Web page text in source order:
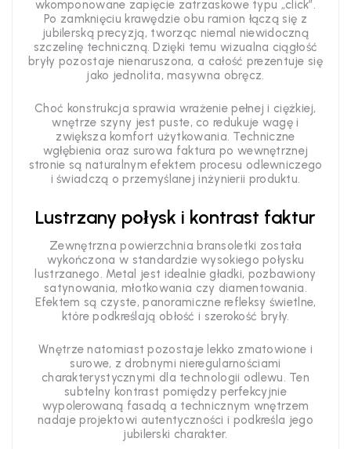
wkomponowane zapięcie zatrzaskowe typu „click”.
Po zamknięciu krawędzie obu ramion łączą się z
jubilerską precyzją, tworząc niemal niewidoczną
szczelinę techniczną. Dzięki temu wizualna ciągłość
bryły pozostaje nienaruszona, a całość prezentuje się
jako jednolita, masywna obręcz.
Choć konstrukcja sprawia wrażenie pełnej i ciężkiej,
wnętrze szyny jest puste, co redukuje wagę i
zwiększa komfort użytkowania. Techniczne
wgłębienia oraz surowa faktura po wewnętrznej
stronie są naturalnym efektem procesu odlewniczego
i świadczą o przemyślanej inżynierii produktu.
Lustrzany połysk i kontrast faktur
Zewnętrzna powierzchnia bransoletki została
wykończona w standardzie wysokiego połysku
lustrzanego. Metal jest idealnie gładki, pozbawiony
satynowania, młotkowania czy diamentowania.
Efektem są czyste, panoramiczne refleksy świetlne,
które podkreślają obłość i szerokość bryły.
Wnętrze natomiast pozostaje lekko zmatowione i
surowe, z drobnymi nieregularnościami
charakterystycznymi dla technologii odlewu. Ten
subtelny kontrast pomiędzy perfekcyjnie
wypolerowaną fasadą a technicznym wnętrzem
nadaje projektowi autentyczności i podkreśla jego
jubilerski charakter.